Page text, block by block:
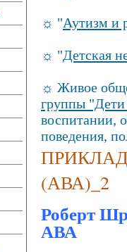
☼ "Аутизм и
☼ "Детская
☼ Живое
группы
воспитании,
поведения,
(АВА)_2
Роберт
АВА